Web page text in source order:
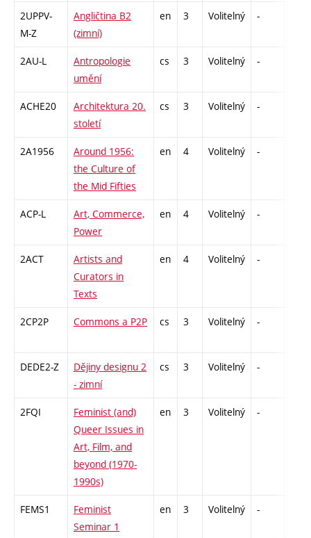
2UPPV-
M-Z
Angličtina B2
(zimní)
en 3 Volitelný -
2AU-L
Antropologie
umění
cs 3 Volitelný -
ACHE20
Architektura 20.
století
cs 3 Volitelný -
2A1956
Around 1956:
the Culture of
the Mid Fifties
en 4 Volitelný -
ACP-L
Art, Commerce,
Power
en 4 Volitelný -
2ACT
Artists and
Curators in
Texts
en 4 Volitelný -
2CP2P Commons a P2P cs 3 Volitelný -
DEDE2-Z
Dějiny designu 2
- zimní
cs 3 Volitelný -
2FQI
Feminist (and)
Queer Issues in
Art, Film, and
beyond (1970-
1990s)
en 3 Volitelný -
FEMS1
Feminist
Seminar 1
en 3 Volitelný -